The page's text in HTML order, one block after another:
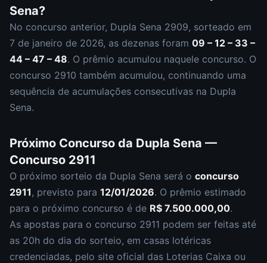
Sena?
No concurso anterior, Dupla Sena 2909, sorteado em
7 de janeiro de 2026, as dezenas foram 09 – 12 – 33 –
44 – 47 – 48. O prêmio acumulou naquele concurso. O
concurso 2910 também acumulou, continuando uma
sequência de acumulações consecutivas na Dupla
Sena.
Próximo Concurso da Dupla Sena —
Concurso 2911
O próximo sorteio da Dupla Sena será o concurso
2911, previsto para 12/01/2026. O prêmio estimado
para o próximo concurso é de R$ 7.500.000,00.
As apostas para o concurso 2911 podem ser feitas até
as 20h do dia do sorteio, em casas lotéricas
credenciadas, pelo site oficial das Loterias Caixa ou